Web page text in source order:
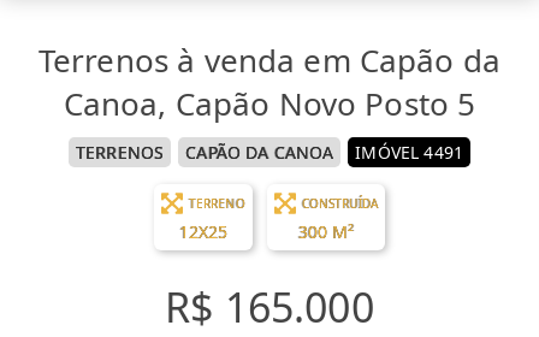
Terrenos à venda em Capão da
Canoa, Capão Novo Posto 5
TERRENOS CAPÃO DA CANOA IMÓVEL 4491
TERRENO
12X25
CONSTRUÍDA
300 M²
R$ 165.000